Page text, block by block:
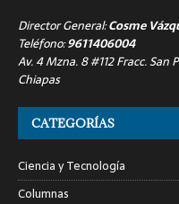
Director General:Cosme
Teléfono:9611406004
Av. 4 Mzna. 8 #112 Fracc. San
Chiapas
CATEGORÍAS
Ciencia y Tecnología
Columnas